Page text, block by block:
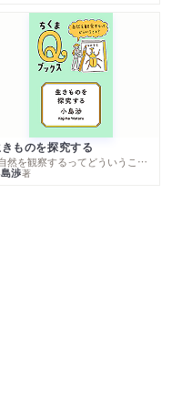
ものを探究する
─自然を観察するってどういうこと？
渉著